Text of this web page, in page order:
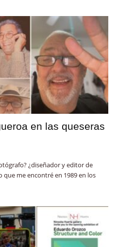
en las queseras
¿diseñador y editor de
que me encontré en 1989 en los